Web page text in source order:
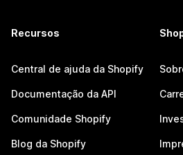
Recursos
Central de ajuda da Shopify
Documentação da API
Comunidade Shopify
Blog da Shopify